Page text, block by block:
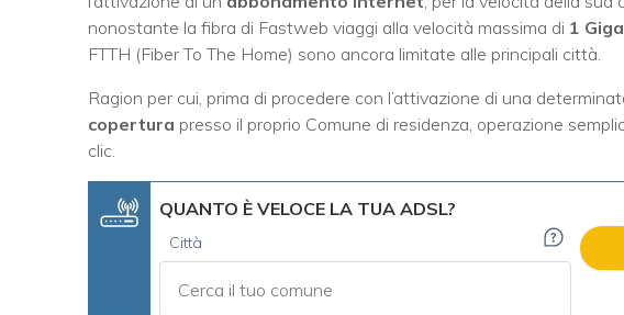
nonostante la fibra di Fastweb viaggi alla velocità massima di 1
FTTH (Fiber To The Home) sono ancora limitate alle principali città.
Ragion per cui, prima di procedere con l’attivazione di una
copertura presso il proprio Comune di residenza, operazione
clic.
QUANTO È VELOCE LA TUA ADSL?
Città